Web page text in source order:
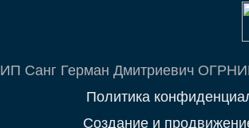
ИП Санг Герман Дмитриевич
Политика
Создание и